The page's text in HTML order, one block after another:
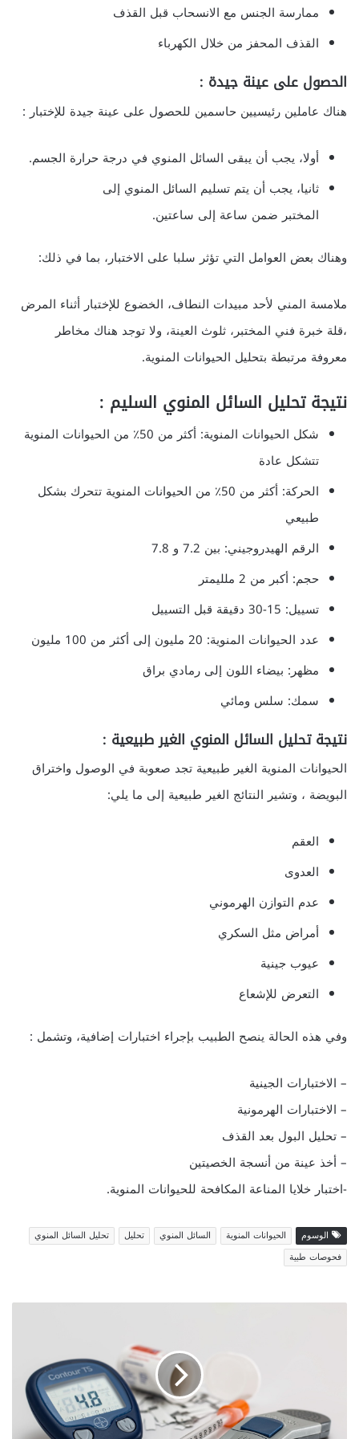
ممارسة الجنس مع الانسحاب قبل القذف
القذف المحفز من خلال الكهرباء
الحصول على عينة جيدة :
هناك عاملين رئيسيين حاسمين للحصول على عينة جيدة للإختبار :
أولا، يجب أن يبقى السائل المنوي في درجة حرارة الجسم.
ثانيا، يجب أن يتم تسليم السائل المنوي إلى
المختبر ضمن ساعة إلى ساعتين.
وهناك بعض العوامل التي تؤثر سلبا على الاختبار، بما في ذلك:
ملامسة المني لأحد مبيدات النطاف، الخضوع للإختبار أثناء المرض
،قلة خبرة فني المختبر، ثلوث العينة، ولا توجد هناك مخاطر
معروفة مرتبطة بتحليل الحيوانات المنوية.
نتيجة تحليل السائل المنوي السليم :
شكل الحيوانات المنوية: أكثر من 50٪ من الحيوانات المنوية
تتشكل عادة
الحركة: أكثر من 50٪ من الحيوانات المنوية تتحرك بشكل
طبيعي
الرقم الهيدروجيني: بين 7.2 و 7.8
حجم: أكبر من 2 ملليمتر
تسييل: 15-30 دقيقة قبل التسييل
عدد الحيوانات المنوية: 20 مليون إلى أكثر من 100 مليون
مظهر: بيضاء اللون إلى رمادي براق
سمك: سلس ومائي
نتيجة تحليل السائل المنوي الغير طبيعية :
الحيوانات المنوية الغير طبيعية تجد صعوبة في الوصول واختراق
البويضة ، وتشير النتائج الغير طبيعية إلى ما يلي:
العقم
العدوى
عدم التوازن الهرموني
أمراض مثل السكري
عيوب جينية
التعرض للإشعاع
وفي هذه الحالة ينصح الطبيب بإجراء اختبارات إضافية، وتشمل :
– الاختبارات الجينية
– الاختبارات الهرمونية
– تحليل البول بعد القذف
– أخذ عينة من أنسجة الخصيتين
-اختبار خلايا المناعة المكافحة للحيوانات المنوية.
الوسوم الحيوانات المنوية السائل المنوي تحليل
تحليل السائل المنوي
فحوصات طبية